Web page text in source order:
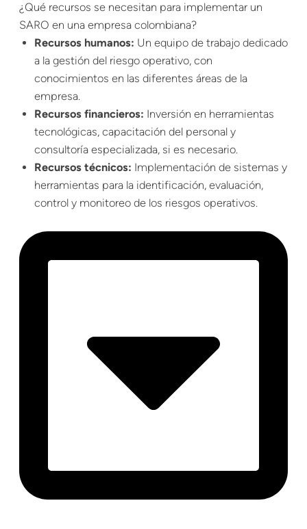
¿Qué recursos se necesitan para implementar un
SARO en una empresa colombiana?
Recursos humanos: Un equipo de trabajo dedicado
a la gestión del riesgo operativo, con
conocimientos en las diferentes áreas de la
empresa.
Recursos financieros: Inversión en herramientas
tecnológicas, capacitación del personal y
consultoría especializada, si es necesario.
Recursos técnicos: Implementación de sistemas y
herramientas para la identificación, evaluación,
control y monitoreo de los riesgos operativos.